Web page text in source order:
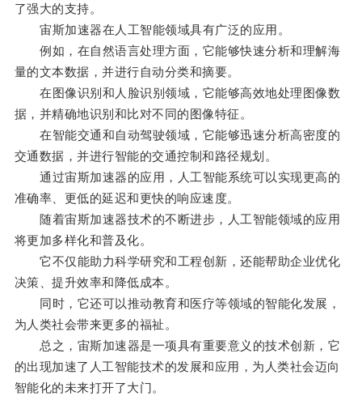
了强大的支持。
宙斯加速器在人工智能领域具有广泛的应用。
例如，在自然语言处理方面，它能够快速分析和理解海
量的文本数据，并进行自动分类和摘要。
在图像识别和人脸识别领域，它能够高效地处理图像数
据，并精确地识别和比对不同的图像特征。
在智能交通和自动驾驶领域，它能够迅速分析高密度的
交通数据，并进行智能的交通控制和路径规划。
通过宙斯加速器的应用，人工智能系统可以实现更高的
准确率、更低的延迟和更快的响应速度。
随着宙斯加速器技术的不断进步，人工智能领域的应用
将更加多样化和普及化。
它不仅能助力科学研究和工程创新，还能帮助企业优化
决策、提升效率和降低成本。
同时，它还可以推动教育和医疗等领域的智能化发展，
为人类社会带来更多的福祉。
总之，宙斯加速器是一项具有重要意义的技术创新，它
的出现加速了人工智能技术的发展和应用，为人类社会迈向
智能化的未来打开了大门。